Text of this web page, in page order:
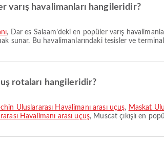
varış havalimanları hangileridir?
, Dar es Salaam’deki en popüler varış
sunar. Bu havalimanlarındaki tesisler ve
rotaları hangileridir?
Uluslararası Havalimanı arası uçuş, Maskat
Havalimanı arası uçuş, Muscat çıkışlı en